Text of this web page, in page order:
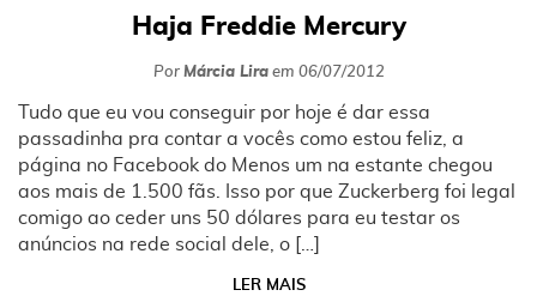
Haja Freddie Mercury
Por Márcia Liraem 06/07/2012
Tudo que eu vou conseguir por hoje é dar essa
passadinha pra contar a vocês como estou feliz, a
página no Facebook do Menos um na estante chegou
aos mais de 1.500 fãs. Isso por que Zuckerberg foi legal
comigo ao ceder uns 50 dólares para eu testar os
anúncios na rede social dele, o […]
LER MAIS